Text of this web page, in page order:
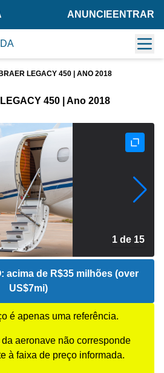
ANUNCIE ENTRAR
LEGACY 450 | ANO 2018
450 | Ano 2018
2 de 15
acima de R$35 milhões (over
US$7mi)
é apenas uma referência.
aeronave não corresponde
à faixa de preço informada.